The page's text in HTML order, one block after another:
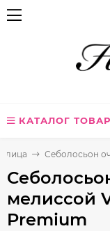
КАТАЛОГ
лица Себолосьон
мелиссой
Premium